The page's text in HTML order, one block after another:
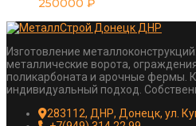
250000 ₽
Изготовление
металлические ворота,
поликарбоната и арочные фермы.
индивидуальный подход.
283112, ДНР, Донецк, ул.